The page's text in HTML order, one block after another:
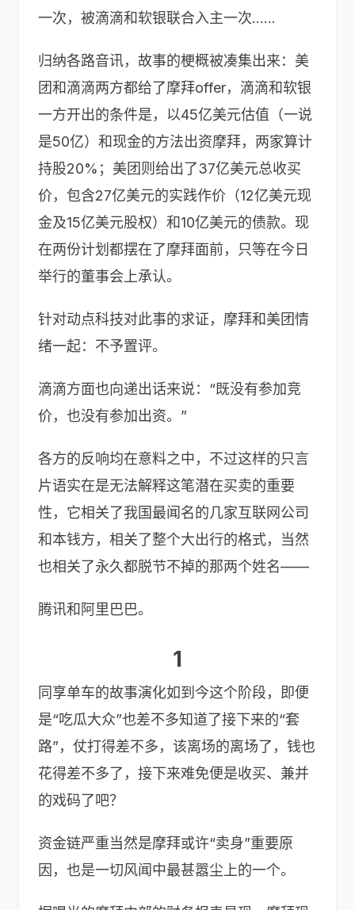
一次，被滴滴和软银联合入主一次……
归纳各路音讯，故事的梗概被凑集出来：美
团和滴滴两方都给了摩拜offer，滴滴和软银
一方开出的条件是，以45亿美元估值（一说
是50亿）和现金的方法出资摩拜，两家算计
持股20%；美团则给出了37亿美元总收买
价，包含27亿美元的实践作价（12亿美元现
金及15亿美元股权）和10亿美元的债款。现
在两份计划都摆在了摩拜面前，只等在今日
举行的董事会上承认。
针对动点科技对此事的求证，摩拜和美团情
绪一起：不予置评。
滴滴方面也向递出话来说：“既没有参加竞
价，也没有参加出资。”
各方的反响均在意料之中，不过这样的只言
片语实在是无法解释这笔潜在买卖的重要
性，它相关了我国最闻名的几家互联网公司
和本钱方，相关了整个大出行的格式，当然
也相关了永久都脱节不掉的那两个姓名——
腾讯和阿里巴巴。
1
同享单车的故事演化如到今这个阶段，即便
是“吃瓜大众”也差不多知道了接下来的“套
路”，仗打得差不多，该离场的离场了，钱也
花得差不多了，接下来难免便是收买、兼并
的戏码了吧？
资金链严重当然是摩拜或许“卖身”重要原
因，也是一切风闻中最甚嚣尘上的一个。